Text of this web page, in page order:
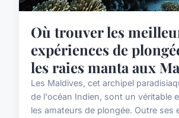
Où trouver les
expériences de
les raies manta aux
Les Maldives, cet archipel
de l'océan Indien, sont un véritable
les amateurs de plongée. Outre ses